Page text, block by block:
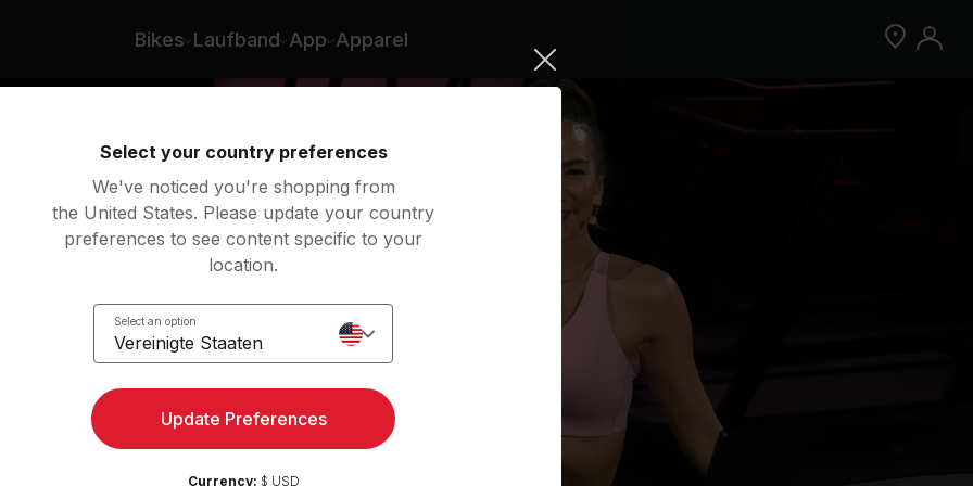
Bikes Laufband App Apparel
Jetzt Peloton App kostenlos testen
Select your country preferences
We've noticed you're shopping from
the United States. Please update your country
preferences to see content specific to your
location.
Select an option
Vereinigte Staaten
Update Preferences
Currency: $ USD